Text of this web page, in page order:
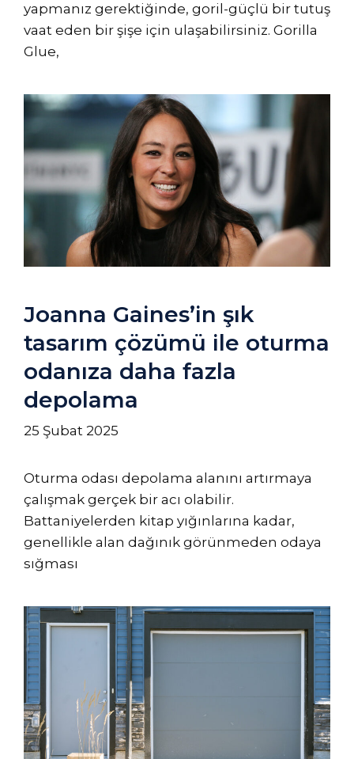
yapmanız gerektiğinde, goril-güçlü bir tutuş
vaat eden bir şişe için ulaşabilirsiniz. Gorilla
Glue,
Joanna Gaines’in şık
tasarım çözümü ile oturma
odanıza daha fazla
depolama
25 Şubat 2025
Oturma odası depolama alanını artırmaya
çalışmak gerçek bir acı olabilir.
Battaniyelerden kitap yığınlarına kadar,
genellikle alan dağınık görünmeden odaya
sığması